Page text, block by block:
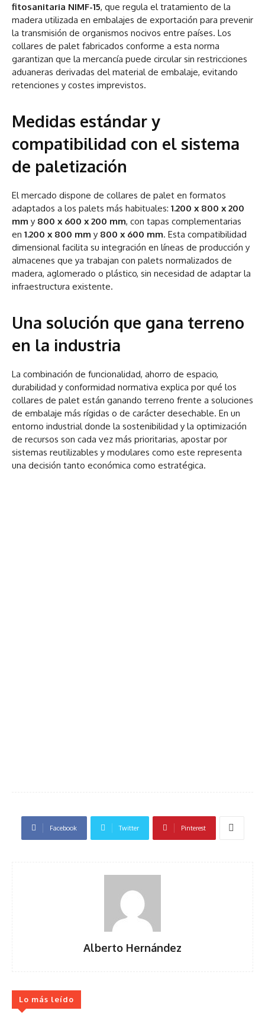
fitosanitaria NIMF-15, que regula el tratamiento de la
madera utilizada en embalajes de exportación para prevenir
la transmisión de organismos nocivos entre países. Los
collares de palet fabricados conforme a esta norma
garantizan que la mercancía puede circular sin restricciones
aduaneras derivadas del material de embalaje, evitando
retenciones y costes imprevistos.
Medidas estándar y
compatibilidad con el sistema
de paletización
El mercado dispone de collares de palet en formatos
adaptados a los palets más habituales: 1.200 x 800 x 200
mm y 800 x 600 x 200 mm, con tapas complementarias
en 1.200 x 800 mm y 800 x 600 mm. Esta compatibilidad
dimensional facilita su integración en líneas de producción y
almacenes que ya trabajan con palets normalizados de
madera, aglomerado o plástico, sin necesidad de adaptar la
infraestructura existente.
Una solución que gana terreno
en la industria
La combinación de funcionalidad, ahorro de espacio,
durabilidad y conformidad normativa explica por qué los
collares de palet están ganando terreno frente a soluciones
de embalaje más rígidas o de carácter desechable. En un
entorno industrial donde la sostenibilidad y la optimización
de recursos son cada vez más prioritarias, apostar por
sistemas reutilizables y modulares como este representa
una decisión tanto económica como estratégica.
Facebook Twitter Pinterest
Alberto Hernández
Lo más leído